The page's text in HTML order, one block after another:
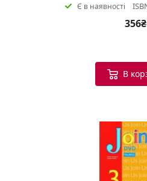
Є в наявності
356₴
В